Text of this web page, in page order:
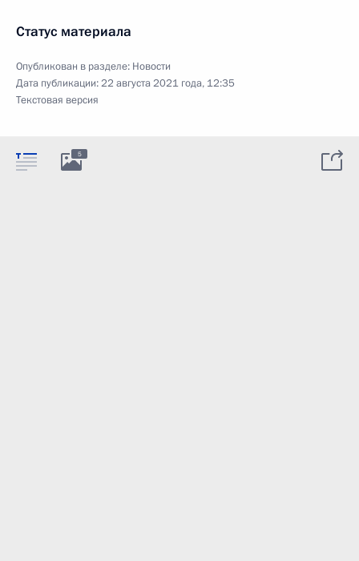
Статус материала
Опубликован в разделе: Новости
Дата публикации:22 августа 2021 года, 12:35
Текстовая версия
5